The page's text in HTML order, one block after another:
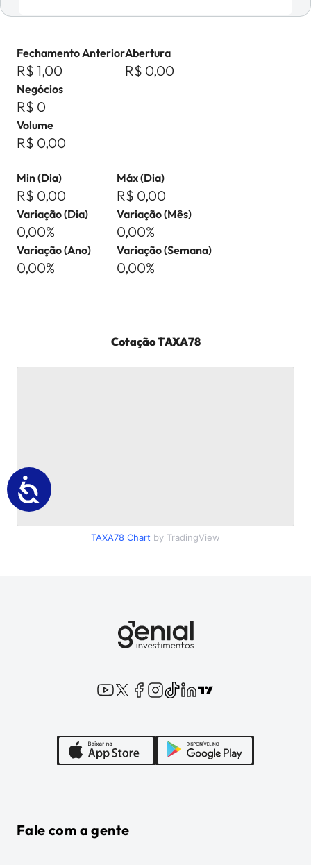
Fechamento Anterior
R$ 1,00
Abertura
R$ 0,00
Negócios
R$ 0
Volume
R$ 0,00
Min (Dia)
R$ 0,00
Máx (Dia)
R$ 0,00
Variação (Dia)
0,00%
Variação (Mês)
0,00%
Variação (Ano)
0,00%
Variação (Semana)
0,00%
CotaçãoTAXA78
TAXA78 Chart by TradingView
Fale com a gente